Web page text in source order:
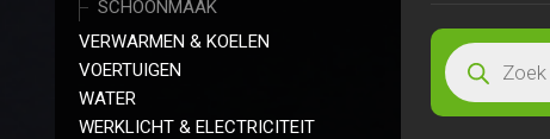
SCHOONMAAK
VERWARMEN & KOELEN
VOERTUIGEN
WATER
WERKLICHT & ELECTRICITEIT